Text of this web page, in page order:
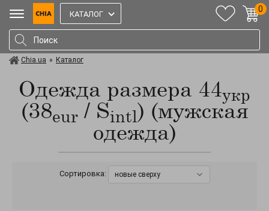
КАТАЛОГ
0
Chia.ua » Каталог
Одежда размера 44укр
(38eur/ Sintl) (мужская
одежда)
Сортировка: новые сверху